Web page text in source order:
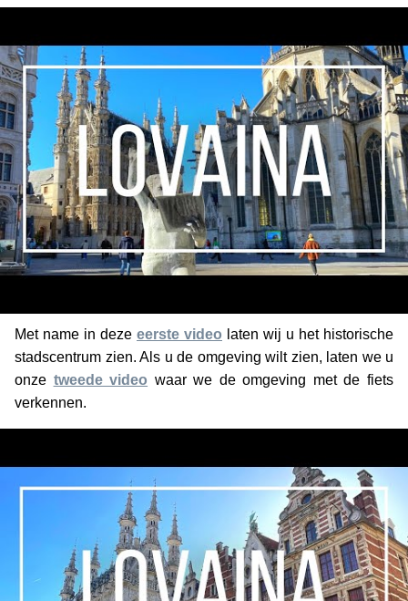
Met name in deze eerste video laten wij u het historische
stadscentrum zien. Als u de omgeving wilt zien, laten we u
onze tweede video waar we de omgeving met de fiets
verkennen.